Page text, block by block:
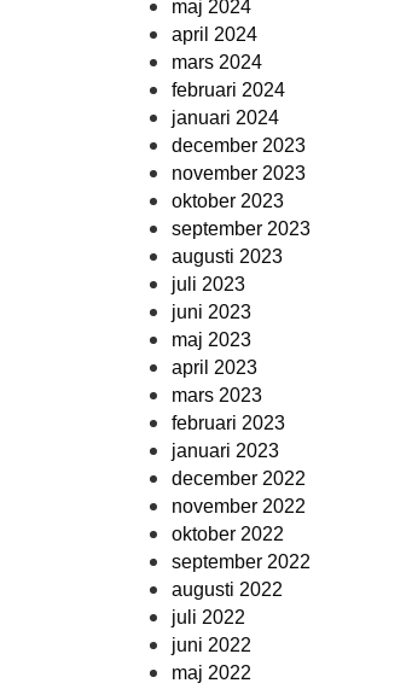
maj 2024
april 2024
mars 2024
februari 2024
januari 2024
december 2023
november 2023
oktober 2023
september 2023
augusti 2023
juli 2023
juni 2023
maj 2023
april 2023
mars 2023
februari 2023
januari 2023
december 2022
november 2022
oktober 2022
september 2022
augusti 2022
juli 2022
juni 2022
maj 2022